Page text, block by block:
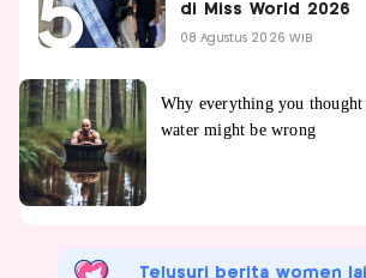
di Miss World 2026
08 Agustus 2026 WIB
Telusuri berita women